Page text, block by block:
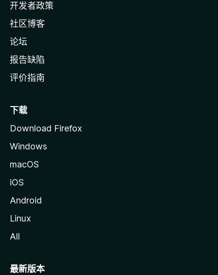
页
开发者政策
社区博客
论坛
报告缺陷
评价指南
下载
Download Firefox
Windows
macOS
iOS
Android
Linux
All
最新版本